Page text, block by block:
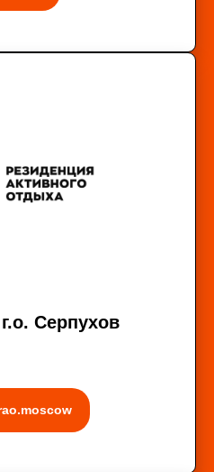
Серпухов